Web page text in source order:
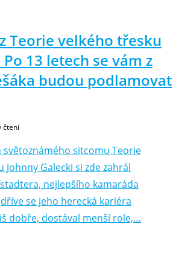
Teorie velkého třesku
13 letech se vám z
budou podlamovat
čtení
světoznámého sitcomu Teorie
Johnny Galecki si zde zahrál
nejlepšího kamaráda
se jeho herecká kariéra
dobře, dostával menší role,…